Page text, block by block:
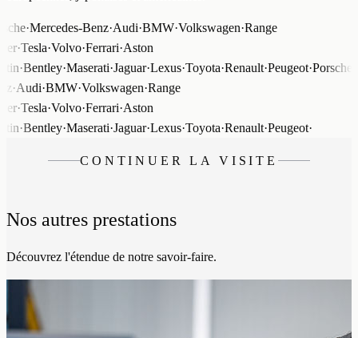
·Mercedes-Benz·Audi·BMW·Volkswagen·Range
·Tesla·Volvo·Ferrari·Aston
·Bentley·Maserati·Jaguar·Lexus·Toyota·Renault·Peugeot·Porsche·
·Audi·BMW·Volkswagen·Range
·Tesla·Volvo·Ferrari·Aston
·Bentley·Maserati·Jaguar·Lexus·Toyota·Renault·Peugeot·
CONTINUER LA VISITE
Nos autres prestations
Découvrez l'étendue de notre savoir-faire.